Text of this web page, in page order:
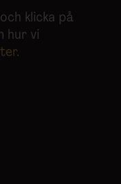
klicka på
hur vi
.